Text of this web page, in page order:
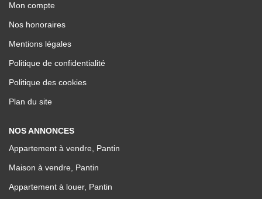
Mon compte
Nos honoraires
Mentions légales
Politique de confidentialité
Politique des cookies
Plan du site
NOS ANNONCES
Appartement à vendre, Pantin
Maison à vendre, Pantin
Appartement à louer, Pantin